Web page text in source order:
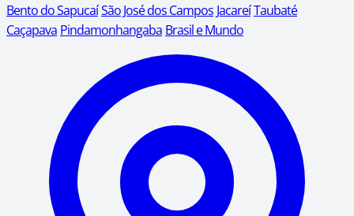
Bento do SapucaíSão José dos Campos JacareíTaubaté
Caçapava Pindamonhangaba Brasil e Mundo